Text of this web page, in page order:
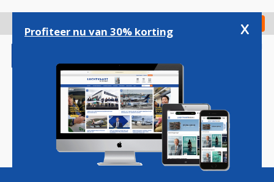
gaan
Check in
Magazine Podcasts Vacatures
Profiteer nu van 30% korting x